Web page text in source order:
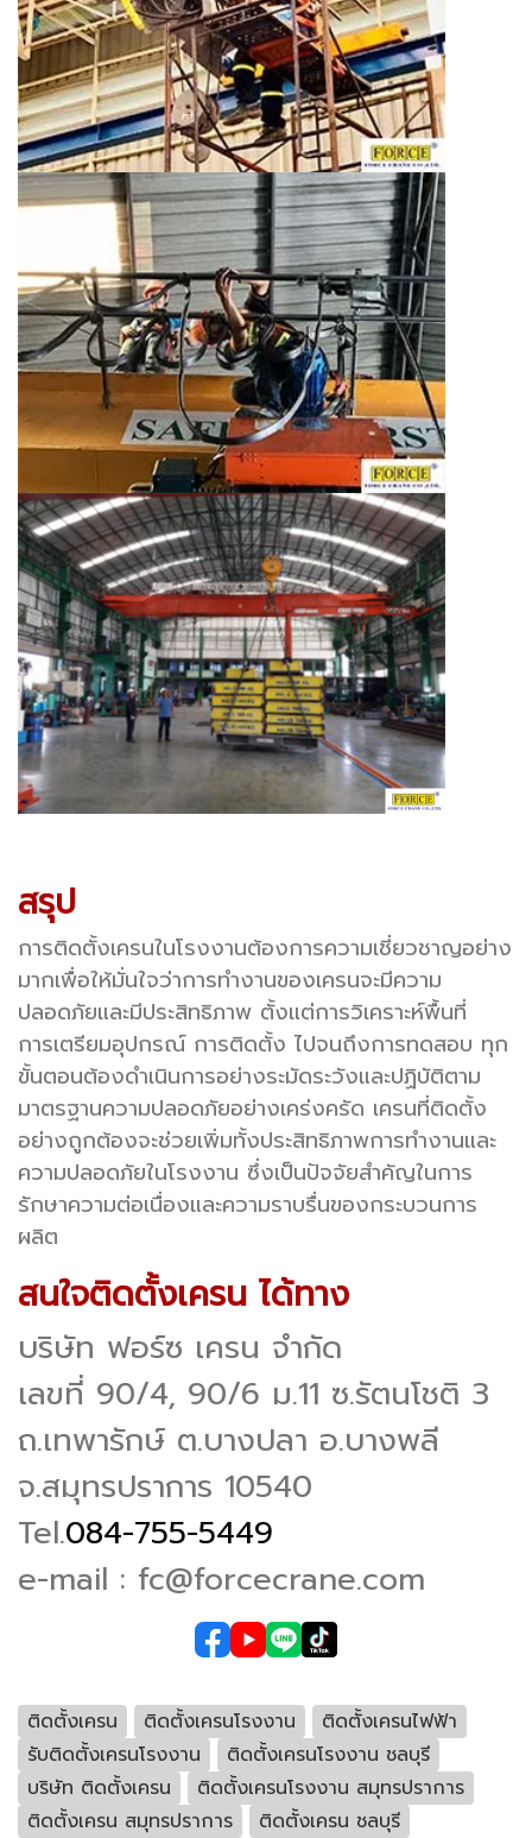
สรุป
การติดตั้งเครนในโรงงานต้องการความเชี่ยวชาญอย่าง
มากเพื่อให้มั่นใจว่าการทำงานของเครนจะมีความ
ปลอดภัยและมีประสิทธิภาพ ตั้งแต่การวิเคราะห์พื้นที่
การเตรียมอุปกรณ์ การติดตั้ง ไปจนถึงการทดสอบ ทุก
ขั้นตอนต้องดำเนินการอย่างระมัดระวังและปฏิบัติตาม
มาตรฐานความปลอดภัยอย่างเคร่งครัด เครนที่ติดตั้ง
อย่างถูกต้องจะช่วยเพิ่มทั้งประสิทธิภาพการทำงานและ
ความปลอดภัยในโรงงาน ซึ่งเป็นปัจจัยสำคัญในการ
รักษาความต่อเนื่องและความราบรื่นของกระบวนการ
ผลิต
สนใจติดตั้งเครน ได้ทาง
บริษัท ฟอร์ซ เครน จำกัด
เลขที่ 90/4, 90/6 ม.11 ซ.รัตนโชติ 3
ถ.เทพารักษ์ ต.บางปลา อ.บางพลี
จ.สมุทรปราการ 10540
Tel.084-755-5449
e-mail : fc@forcecrane.com
ติดตั้งเครน ติดตั้งเครนโรงงาน
ติดตั้งเครนไฟฟ้า
รับติดตั้งเครนโรงงาน
ติดตั้งเครนโรงงาน ชลบุรี
บริษัท ติดตั้งเครน
ติดตั้งเครนโรงงาน สมุทรปราการ
ติดตั้งเครน สมุทรปราการ
ติดตั้งเครน ชลบุรี